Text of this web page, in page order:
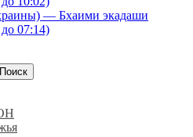
— Бхаими экадаши
07:14)
Поиск